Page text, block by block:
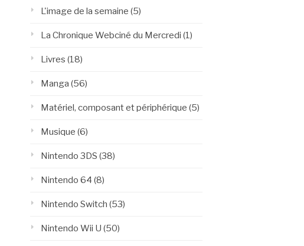
L'image de la semaine (5)
La Chronique Webciné du Mercredi (1)
Livres (18)
Manga (56)
Matériel, composant et périphérique (5)
Musique (6)
Nintendo 3DS (38)
Nintendo 64 (8)
Nintendo Switch (53)
Nintendo Wii U (50)